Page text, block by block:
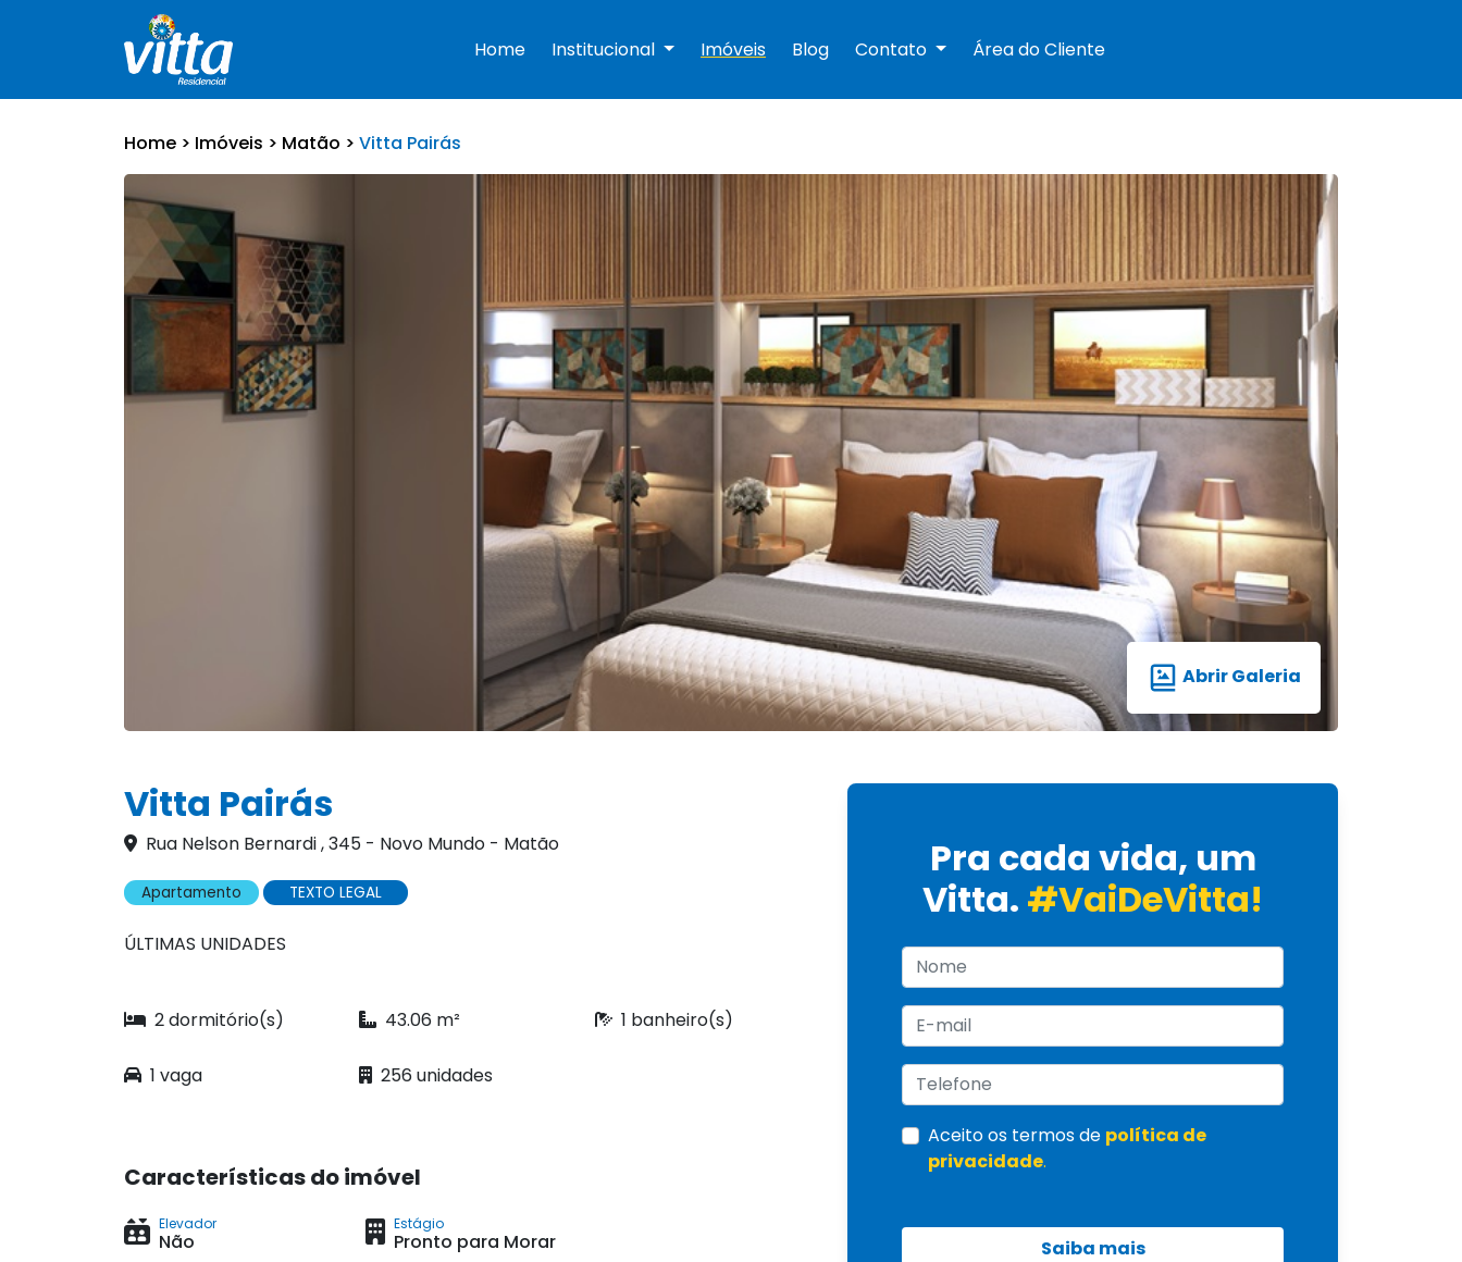
Home Institucional Imóveis Blog Contato Área do Cliente
Home > Imóveis > Matão > Vitta Pairás
Abrir Galeria
Vitta Pairás
Rua Nelson Bernardi , 345 - Novo Mundo - Matão
Apartamento TEXTO LEGAL
ÚLTIMAS UNIDADES
2 dormitório(s) 43.06 m² 1 banheiro(s)
1 vaga 256 unidades
Características do imóvel
Elevador
Não
Estágio
Pronto para Morar
Pra cada vida, um
Vitta. #VaiDeVitta!
Aceito os termos de política de
privacidade.
Saiba mais